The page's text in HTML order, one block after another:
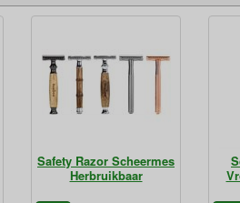
Safety Razor Scheermes
Herbruikbaar